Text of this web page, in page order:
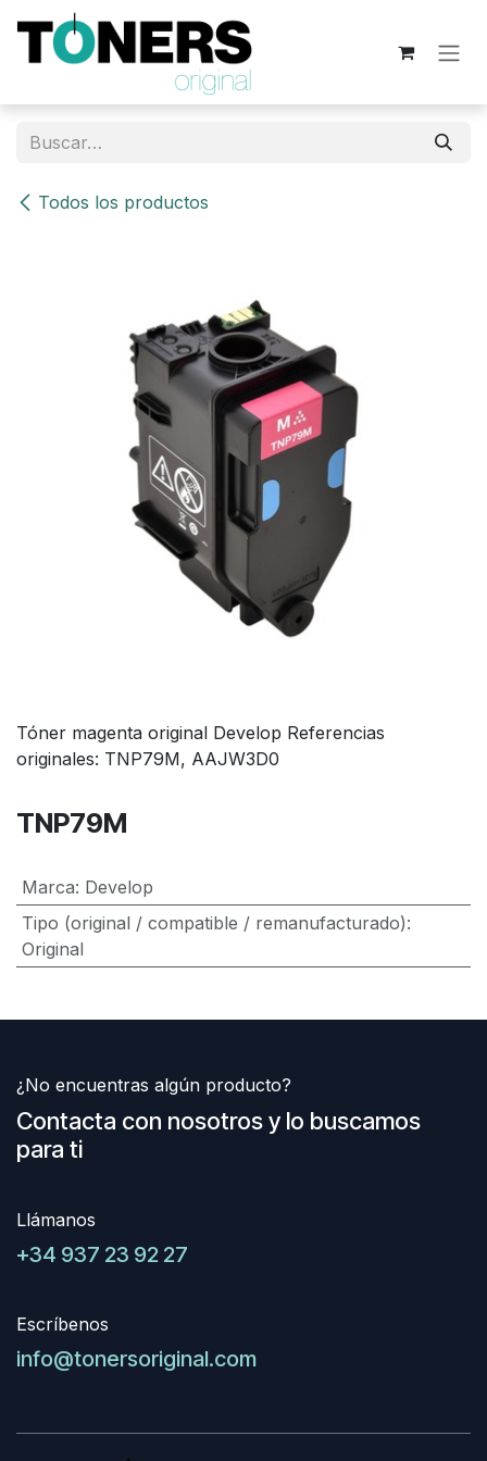
Ir al contenido
Todos los productos
Tóner magenta original Develop Referencias
originales: TNP79M, AAJW3D0
TNP79M
Marca: Develop
Tipo (original / compatible / remanufacturado):
Original
¿No encuentras algún producto?
Contacta con nosotros y lo buscamos
para ti
Llámanos
+34 937 23 92 27
Escríbenos
info@tonersoriginal.com